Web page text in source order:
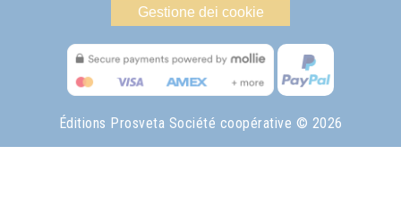
Gestione dei cookie
Éditions Prosveta Société coopérative © 2026